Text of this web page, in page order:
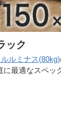
ック
ルルミナス(80kg)
最適なスペッ